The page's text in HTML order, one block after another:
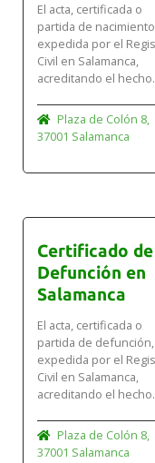
El acta, certificada o
partida de
expedida por el
Civil en Salamanca,
acreditando el hecho.
Plaza de Colón 8,
37001 Salamanca
Certificado de
Defunción en
Salamanca
El acta, certificada o
partida de
expedida por el
Civil en Salamanca,
acreditando el hecho.
Plaza de Colón 8,
37001 Salamanca